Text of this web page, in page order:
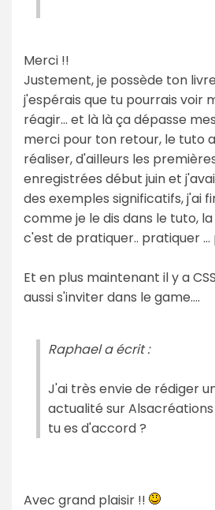
Merci !!
Justement, je possède ton
j'espérais que tu pourrais voir
réagir... et là là ça dépasse
merci pour ton retour, le tuto
réaliser, d'ailleurs les
enregistrées début juin et
des exemples significatifs, j'ai
comme je le dis dans le tuto,
c'est de pratiquer.. pratiquer ...
Et en plus maintenant il y a
aussi s'inviter dans le game....
Raphael a écrit :
J'ai très envie de rédiger
actualité sur
tu es d'accord ?
Avec grand plaisir !!